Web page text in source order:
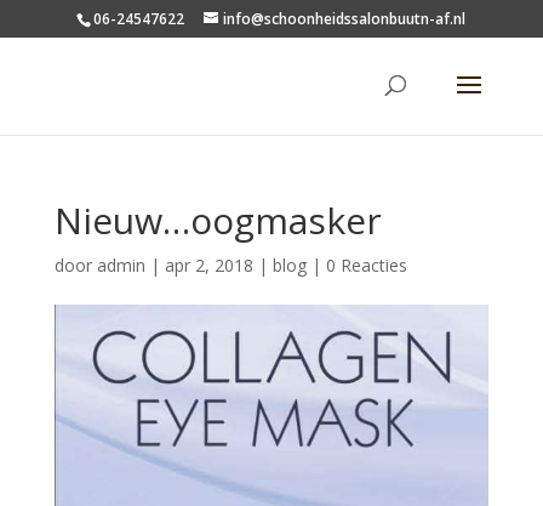
06-24547622 info@schoonheidssalonbuutn-af.nl
Nieuw…oogmasker
door admin | apr 2, 2018 | blog| 0 Reacties